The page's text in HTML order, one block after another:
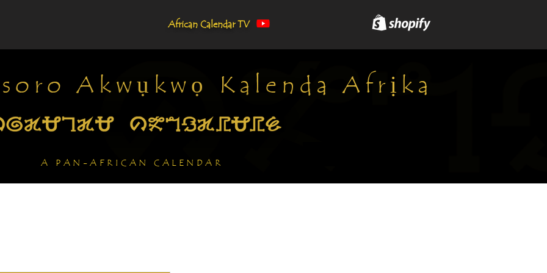
African Calendar TV
Akwụkwọ Kalenda Afrịka
A PAN-AFRICAN CALENDAR